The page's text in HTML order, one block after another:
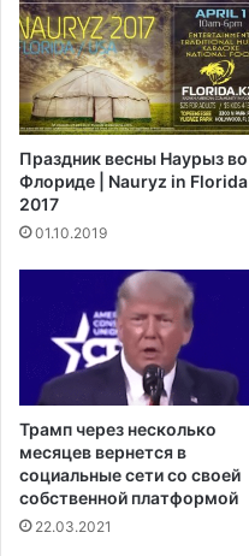
п
о
-
п
р
е
ж
н
е
м
у
т
д
е
т
п
о
с
л
р
а
п
р
н
а
У
о
л
Праздник весны Наурыз во
Флориде | Nauryz in Florida
2017
01.10.2019
Трамп через несколько
месяцев вернется в
социальные сети со своей
собственной платформой
22.03.2021